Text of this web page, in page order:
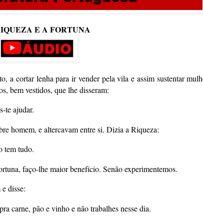
E A FORTUNA
a cortar lenha para ir vender pela vila e assim sustentar
bem vestidos, que lhe disseram:
te ajudar.
homem, e altercavam entre si. Dizia a Riqueza:
tem tudo.
faço-lhe maior benefício. Senão experimentemos.
disse:
carne, pão e vinho e não trabalhes nesse dia.